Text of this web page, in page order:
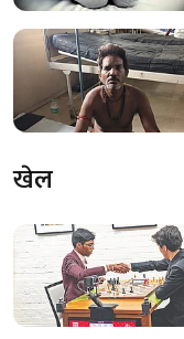
खेल